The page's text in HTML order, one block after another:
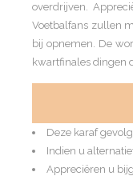
overdrijven.
Voetbalfans zullen
bij opnemen. De
kwartfinales dingen
Deze karaf
Indien u
Appreciëren u